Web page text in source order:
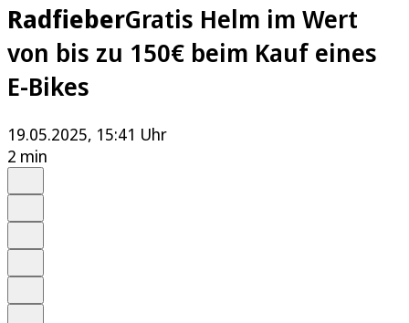
RadfieberGratis Helm im Wert
von bis zu 150€ beim Kauf eines
E-Bikes
19.05.2025, 15:41 Uhr
2 min